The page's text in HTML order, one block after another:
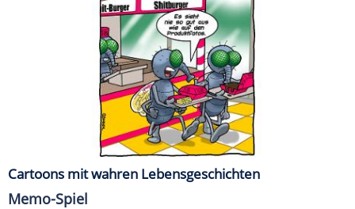
Cartoons mit wahren Lebensgeschichten
Memo-Spiel